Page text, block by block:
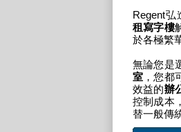
Regent
租寫字樓
於各極繁
無論您是
室，您都
效益的辦
控制成本
替一般傳